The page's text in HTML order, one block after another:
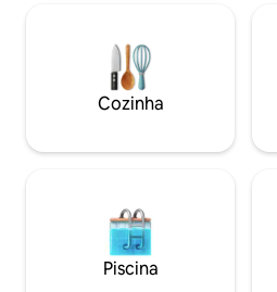
Espaço de deck para relaxar ou
manutenção de bicicletas. ATENÇÃO,
ESTA NÃO É UMA ACOMODAÇÃO
COMPARTILHADA.
Cozinha
Piscina